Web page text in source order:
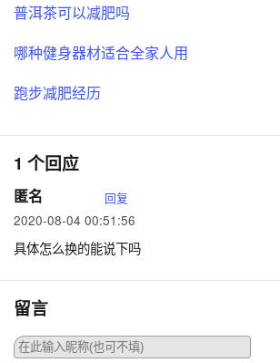
普洱茶可以减肥吗
哪种健身器材适合全家人用
跑步减肥经历
1 个回应
匿名 回复
2020-08-04 00:51:56
具体怎么换的能说下吗
留言